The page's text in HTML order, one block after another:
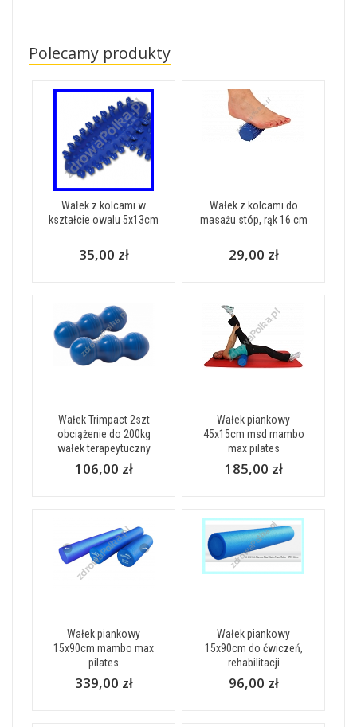
Polecamy produkty
Wałek z kolcami w
kształcie owalu 5x13cm
35,00 zł
Wałek z kolcami do
masażu stóp, rąk 16 cm
29,00 zł
Wałek Trimpact 2szt
obciążenie do 200kg
wałek terapeytuczny
106,00 zł
Wałek piankowy
45x15cm msd mambo
max pilates
185,00 zł
Wałek piankowy
15x90cm mambo max
pilates
339,00 zł
Wałek piankowy
15x90cm do ćwiczeń,
rehabilitacji
96,00 zł